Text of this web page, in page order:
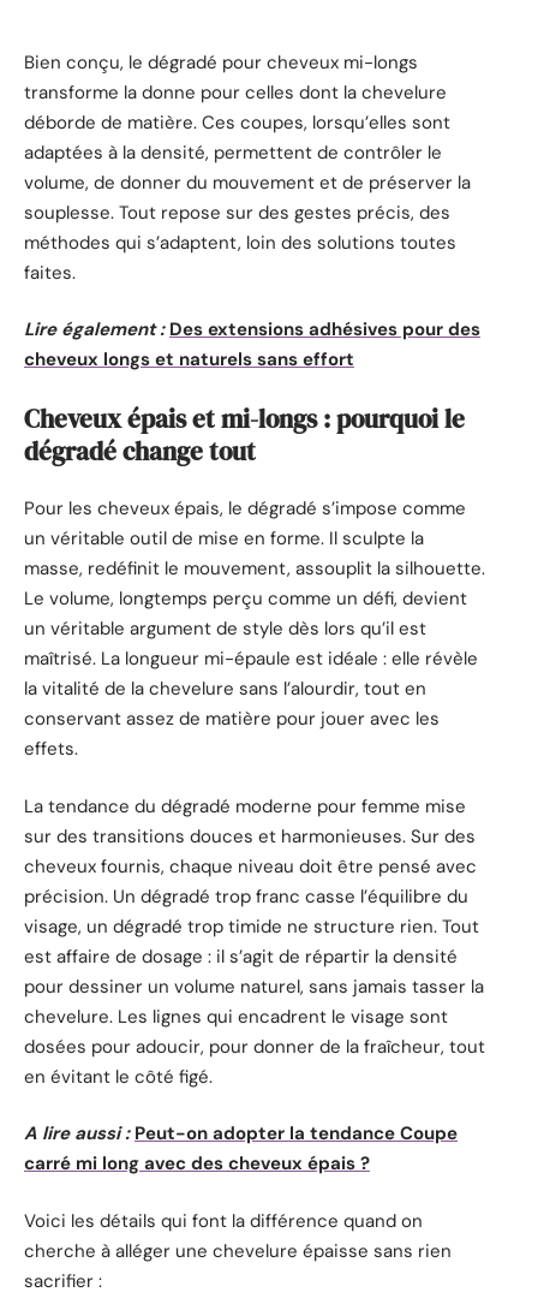
Bien conçu, le dégradé pour cheveux mi-longs
transforme la donne pour celles dont la chevelure
déborde de matière. Ces coupes, lorsqu’elles sont
adaptées à la densité, permettent de contrôler le
volume, de donner du mouvement et de préserver la
souplesse. Tout repose sur des gestes précis, des
méthodes qui s’adaptent, loin des solutions toutes
faites.
Lire également : Des extensions adhésives pour des
cheveux longs et naturels sans effort
Cheveux épais et mi-longs : pourquoi le
dégradé change tout
Pour les cheveux épais, le dégradé s’impose comme
un véritable outil de mise en forme. Il sculpte la
masse, redéfinit le mouvement, assouplit la silhouette.
Le volume, longtemps perçu comme un défi, devient
un véritable argument de style dès lors qu’il est
maîtrisé. La longueur mi-épaule est idéale : elle révèle
la vitalité de la chevelure sans l’alourdir, tout en
conservant assez de matière pour jouer avec les
effets.
La tendance du dégradé moderne pour femme mise
sur des transitions douces et harmonieuses. Sur des
cheveux fournis, chaque niveau doit être pensé avec
précision. Un dégradé trop franc casse l’équilibre du
visage, un dégradé trop timide ne structure rien. Tout
est affaire de dosage : il s’agit de répartir la densité
pour dessiner un volume naturel, sans jamais tasser la
chevelure. Les lignes qui encadrent le visage sont
dosées pour adoucir, pour donner de la fraîcheur, tout
en évitant le côté figé.
A lire aussi : Peut-on adopter la tendance Coupe
carré mi long avec des cheveux épais ?
Voici les détails qui font la différence quand on
cherche à alléger une chevelure épaisse sans rien
sacrifier :